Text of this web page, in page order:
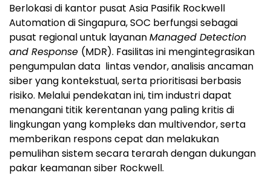
Berlokasi di kantor pusat Asia Pasifik Rockwell
Automation di Singapura, SOC berfungsi sebagai
pusat regional untuk layananManaged Detection
and Response (MDR). Fasilitas ini mengintegrasikan
pengumpulan data lintas vendor, analisis ancaman
siber yang kontekstual, serta prioritisasi berbasis
risiko. Melalui pendekatan ini, tim industri dapat
menangani titik kerentanan yang paling kritis di
lingkungan yang kompleks dan multivendor, serta
memberikan respons cepat dan melakukan
pemulihan sistem secara terarah dengan dukungan
pakar keamanan siber Rockwell.